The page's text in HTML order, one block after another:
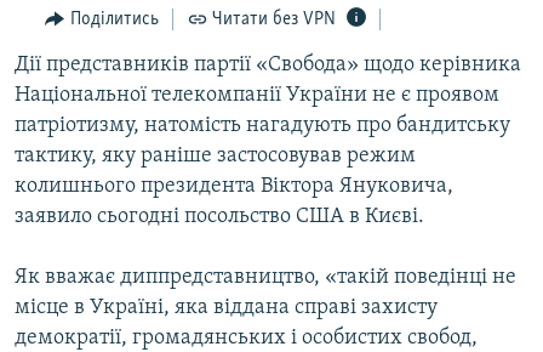
Перейти
пошуку
ПОГЛЯД
ІНТЕРВ'Ю
ВСЕ ЗА ДЕНЬ
СПЕЦПРОЕКТИ
ДЕПОРТАЦІЯ
СВІДЧЕННЯ ОКУПАЦІЇ
УКРАЇНСЬКА ПРОБЛЕМА КРИМУ
ЯК ОБІЙТИ БЛОКУВАННЯ
Qırımtatar
Поділитись Читати без VPN
Дії представників партії «Свобода» щодо керівника
Національної телекомпанії України не є проявом
патріотизму, натомість нагадують про бандитську
тактику, яку раніше застосовував режим
колишнього президента Віктора Януковича,
заявило сьогодні посольство США в Києві.
Як вважає диппредставництво, «такій поведінці не
місце в Україні, яка віддана справі захисту
демократії, громадянських і особистих свобод,